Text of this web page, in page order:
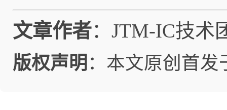
文章作者：JTM-IC技术
版权声明 ：本文原创首发